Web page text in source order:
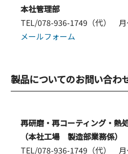
本社管理部
TEL/078-936-1749（代） 月
メールフォーム
製品についてのお問い合わ
再研磨・再コーティング・熱
（本社工場 製造部業務係）
TEL/078-936-1749（代） 月